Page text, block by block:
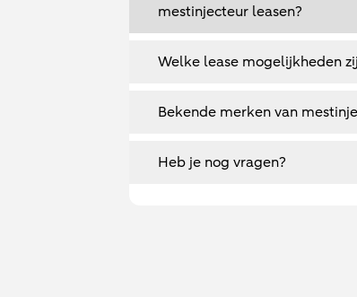
mestinjecteur leasen?
Welke lease mogelijkheden
Bekende merken van
Heb je nog vragen?